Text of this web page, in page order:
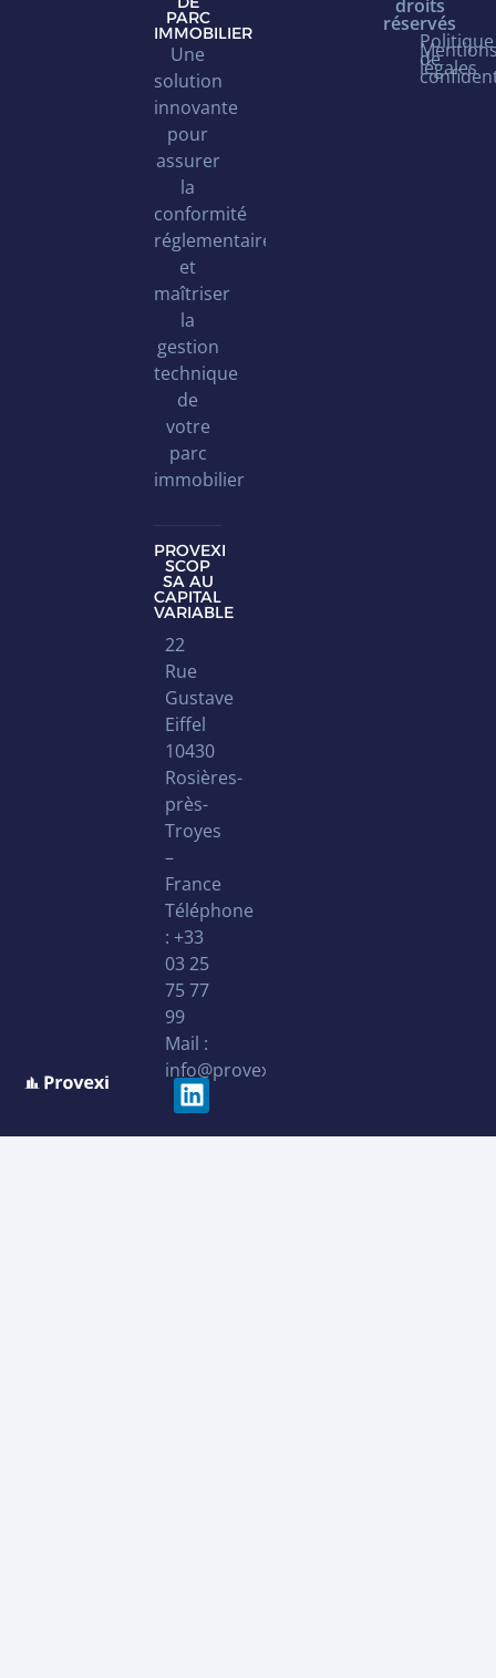
PARC
IMMOBILIER
Une
solution
innovante
pour
assurer
la
conformité
réglementaire
et
maîtriser
la
gestion
technique
de
votre
parc
immobilier
PROVEXI
SCOP
SA AU
CAPITAL
VARIABLE
22
Rue
Gustave
Eiffel
10430
Rosières-
près-
Troyes
–
France
Téléphone
: +33
03 25
75 77
99
Mail :
info@provexi.fr
droits
réservés
légales
Politique
de